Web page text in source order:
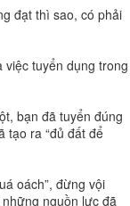
đạt thì sao, có phải
tuyển dụng trong
bạn đã tuyển đúng
tạo ra “đủ đất để
oách”, đừng vội
nguồn lực đã